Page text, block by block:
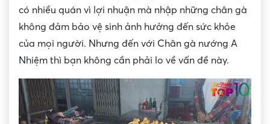
có nhiều quán vì lợi nhuận mà nhập những chân gà
không đảm bảo vệ sinh ảnh hưởng đến sức khỏe
của mọi người. Nhưng đến với Chân gà nướng A
Nhiệm thì bạn không cần phải lo về vấn đề này.